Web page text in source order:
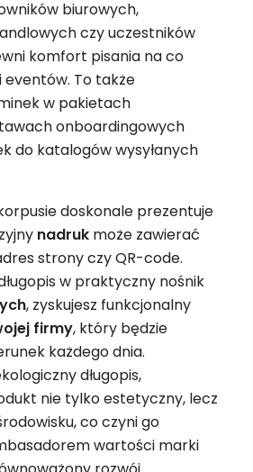
biurowych,
czy uczestników
komfort pisania na co
eventów. To także
w pakietach
onboardingowych
do katalogów wysyłanych
doskonale prezentuje
nadruk może zawierać
strony czy QR-code.
w praktyczny nośnik
, zyskujesz funkcjonalny
firmy, który będzie
każdego dnia.
długopis,
nie tylko estetyczny, lecz
co czyni go
wartości marki